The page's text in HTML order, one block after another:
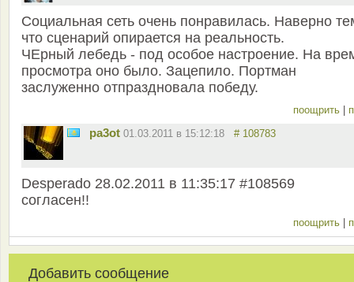
Социальная сеть очень понравилась. Наверно
что сценарий опирается на реальность.
ЧЕрный лебедь - под особое настроение. На
просмотра оно было. Зацепило. Портман
заслуженно отпраздновала победу.
поощрить
pa3ot 01.03.2011 в 15:12:18 # 108783
Desperado 28.02.2011 в 11:35:17 #108569
согласен!!
поощрить
Добавить сообщение